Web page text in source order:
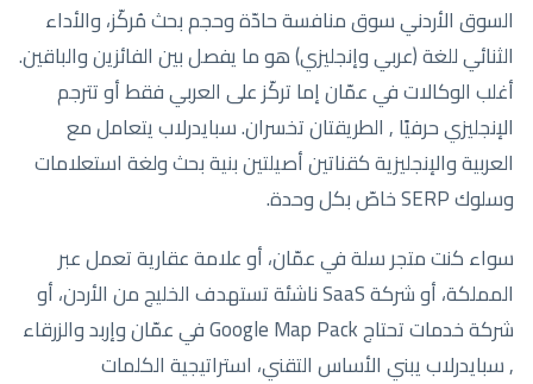
السوق الأردني سوق منافسة حادّة وحجم بحث مُركّز، والأداء
الثنائي للغة (عربي وإنجليزي) هو ما يفصل بين الفائزين والباقين.
أغلب الوكالات في عمّان إما تركّز على العربي فقط أو تترجم
الإنجليزي حرفيًا , الطريقتان تخسران. سبايدرلاب يتعامل مع
العربية والإنجليزية كقناتين أصيلتين بنية بحث ولغة استعلامات
وسلوك SERP خاصّ بكل وحدة.
سواء كنت متجر سلة في عمّان، أو علامة عقارية تعمل عبر
المملكة، أو شركة SaaS ناشئة تستهدف الخليج من الأردن، أو
شركة خدمات تحتاج Google Map Pack في عمّان وإربد والزرقاء
, سبايدرلاب يبني الأساس التقني، استراتيجية الكلمات